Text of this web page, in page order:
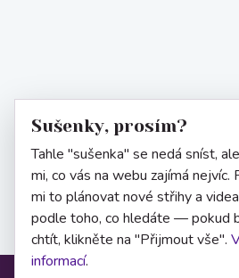
Sušenky, prosím?
Tahle "sušenka" se nedá sníst,
mi, co vás na webu zajímá nejvíc.
mi to plánovat nové střihy a
podle toho, co hledáte — pokud
chtít, klikněte na "Přijmout vše".
informací.